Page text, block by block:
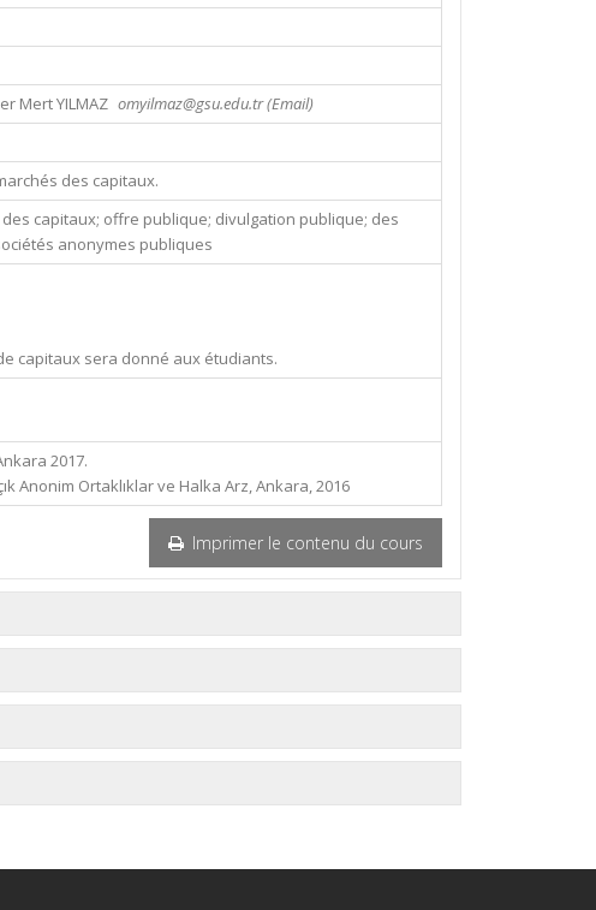
Mert YILMAZ omyilmaz@gsu.edu.tr (Email)
des capitaux.
capitaux; offre publique; divulgation publique; des
anonymes publiques
capitaux sera donné aux étudiants.
2017.
Anonim Ortaklıklar ve Halka Arz, Ankara, 2016
Imprimer le contenu du cours